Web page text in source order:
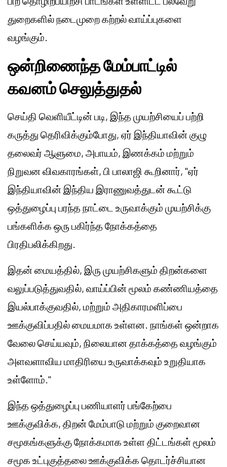
துறைகளில் நடைமுறை கற்றல் வாய்ப்புகளை
வழங்கும்.
ஒன்றிணைந்த மேம்பாட்டில்
கவனம் செலுத்துதல்
செய்தி வெளியீட்டின் படி, இந்த முயற்சியைப் பற்றி
கருத்து தெரிவிக்கும்போது, ஏர் இந்தியாவின் குழு
தலைவர் ஆளுமை, அபாயம், இணக்கம் மற்றும்
நிறுவன விவகாரங்கள், பி பாலாஜி கூறினார், "ஏர்
இந்தியாவின் இந்திய இராணுவத்துடன் கூட்டு
ஒத்துழைப்பு பரந்த நாட்டை உருவாக்கும் முயற்சிக்கு
பங்களிக்க ஒரு பகிர்ந்த நோக்கத்தை
பிரதிபலிக்கிறது.
இதன் மையத்தில், இரு முயற்சிகளும் திறன்களை
வலுப்படுத்துவதில், வாய்ப்பின் மூலம் கண்ணியத்தை
இயல்பாக்குவதில், மற்றும் அதிகாரமளிப்பை
ஊக்குவிப்பதில் மையமாக உள்ளன. நாங்கள் ஒன்றாக
வேலை செய்யவும், நிலையான தாக்கத்தை வழங்கும்
அளவளாவிய மாதிரியை உருவாக்கவும் உறுதியாக
உள்ளோம்."
இந்த ஒத்துழைப்பு பணியாளர் பங்கேற்பை
ஊக்குவிக்க, திறன் மேம்பாடு மற்றும் குறைவான
சமூகங்களுக்கு நோக்கமாக உள்ள திட்டங்கள் மூலம்
சமூக உட்புகுத்தலை ஊக்குவிக்க தொடர்ச்சியான